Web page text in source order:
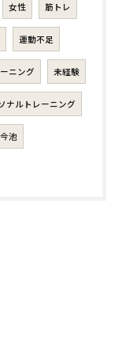
女性 筋トレ
運動不足
ニング 未経験
ナルトレーニング
今池